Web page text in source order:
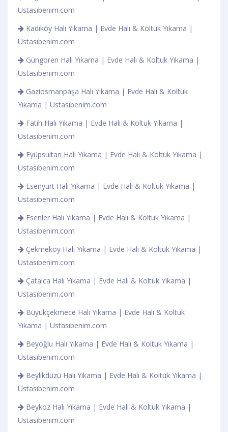
Ustasıbenim.com
Kadıköy Halı Yıkama | Evde Halı & Koltuk Yıkama |
Ustasıbenim.com
Güngören Halı Yıkama | Evde Halı & Koltuk Yıkama |
Ustasıbenim.com
Gaziosmanpaşa Halı Yıkama | Evde Halı & Koltuk
Yıkama | Ustasıbenim.com
Fatih Halı Yıkama | Evde Halı & Koltuk Yıkama |
Ustasıbenim.com
Eyüpsultan Halı Yıkama | Evde Halı & Koltuk Yıkama |
Ustasıbenim.com
Esenyurt Halı Yıkama | Evde Halı & Koltuk Yıkama |
Ustasıbenim.com
Esenler Halı Yıkama | Evde Halı & Koltuk Yıkama |
Ustasıbenim.com
Çekmeköy Halı Yıkama | Evde Halı & Koltuk Yıkama |
Ustasıbenim.com
Çatalca Halı Yıkama | Evde Halı & Koltuk Yıkama |
Ustasıbenim.com
Büyükçekmece Halı Yıkama | Evde Halı & Koltuk
Yıkama | Ustasıbenim.com
Beyoğlu Halı Yıkama | Evde Halı & Koltuk Yıkama |
Ustasıbenim.com
Beylikdüzü Halı Yıkama | Evde Halı & Koltuk Yıkama |
Ustasıbenim.com
Beykoz Halı Yıkama | Evde Halı & Koltuk Yıkama |
Ustasıbenim.com